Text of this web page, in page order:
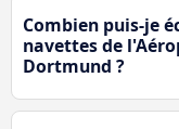
Combien puis-je
navettes de
Dortmund ?